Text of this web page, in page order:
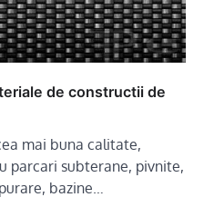
de constructii de
mai buna calitate,
parcari subterane, pivnite,
bazine…